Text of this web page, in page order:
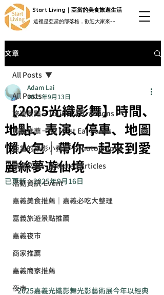
Start Living｜亞當的美食旅遊生活
這裡是亞當的部落格，歡迎大家來~~
文章
All Posts
旅遊景點－Tourist Attractions
美食推薦－All Must Eat Foods
亞當的攝影小教室－Photography
精選文章－Selected Articles
活動資訊-Event
嘉義美食推薦｜嘉義必吃大整理
嘉義旅遊景點推薦
嘉義夜市
商家推薦
嘉義商家推薦
夜市
All Posts
【2025光織影舞】時間、
地點、表演、停車、地圖
懶人包｜帶你一起來到愛
麗絲夢遊仙境
Adam Lai
2025年9月13日
已更新：2025年9月16日
2025嘉義光織影舞光影藝術展今年以經典